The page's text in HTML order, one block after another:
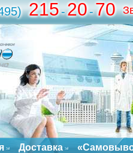
215-20-70
Доставка